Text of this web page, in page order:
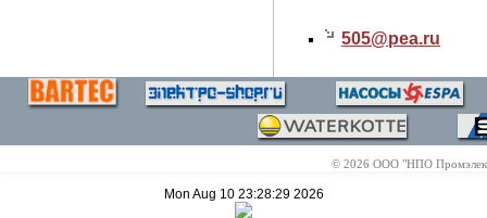
505@pea.ru
© 2026 ООО "НПО
Mon Aug 10 23:28:29 2026